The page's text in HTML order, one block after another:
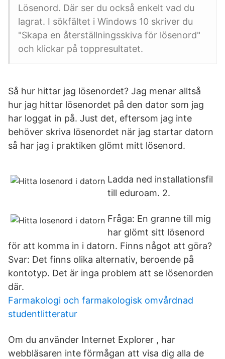
Lösenord. Där ser du också enkelt vad du
lagrat. I sökfältet i Windows 10 skriver du
"Skapa en återställningsskiva för lösenord"
och klickar på toppresultatet.
Så hur hittar jag lösenordet? Jag menar alltså
hur jag hittar lösenordet på den dator som jag
har loggat in på. Just det, eftersom jag inte
behöver skriva lösenordet när jag startar datorn
så har jag i praktiken glömt mitt lösenord.
Ladda ned installationsfil
till eduroam. 2.
Fråga: En granne till mig
har glömt sitt lösenord
för att komma in i datorn. Finns något att göra?
Svar: Det finns olika alternativ, beroende på
kontotyp. Det är inga problem att se lösenorden
där.
Farmakologi och farmakologisk omvårdnad
studentlitteratur
Om du använder Internet Explorer , har
webbläsaren inte förmågan att visa dig alla de